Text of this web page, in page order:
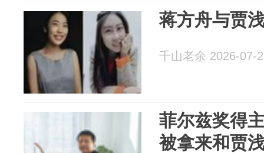
蒋方舟与贾
千山老余 2026-07-
菲尔兹奖得
被拿来和贾